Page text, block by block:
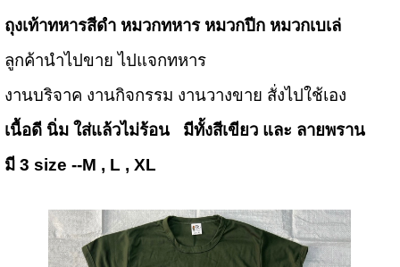
ถุงเท้าทหารสีดำ หมวกทหาร หมวกปีก หมวกเบเล่
ลูกค้านำไปขาย ไปแจกทหาร
งานบริจาค งานกิจกรรม งานวางขาย สั่งไปใช้เอง
เนื้อดี นิ่ม ใส่แล้วไม่ร้อน มีทั้งสีเขียว และ ลายพราน
มี 3 size --M , L , XL